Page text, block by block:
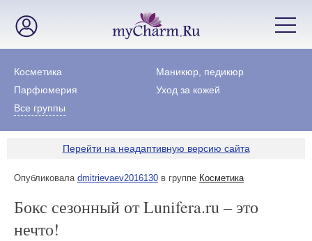
Косметика
Маникюр, педикюр
Парфюмерия
Уход за кожей
Все группы
Перейти на неадаптивную версию сайта
Опубликовала dmitrievaev2016130 в группе Косметика
Бокс сезонный от Lunifera.ru – это
нечто!